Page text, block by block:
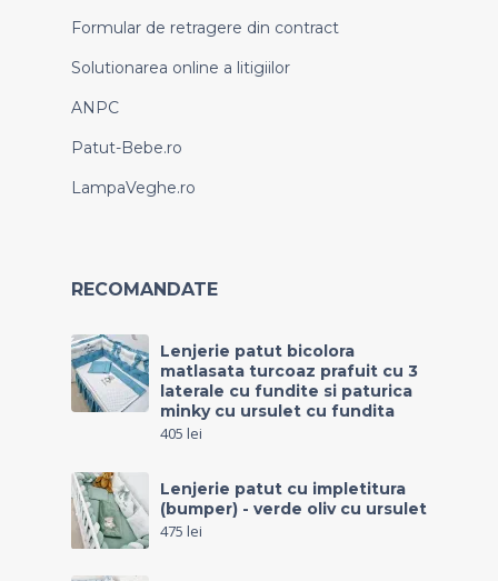
Formular de retragere din contract
Solutionarea online a litigiilor
ANPC
Patut-Bebe.ro
LampaVeghe.ro
RECOMANDATE
Lenjerie patut bicolora
matlasata turcoaz prafuit cu 3
laterale cu fundite si paturica
minky cu ursulet cu fundita
405 lei
Lenjerie patut cu impletitura
(bumper) - verde oliv cu ursulet
475 lei